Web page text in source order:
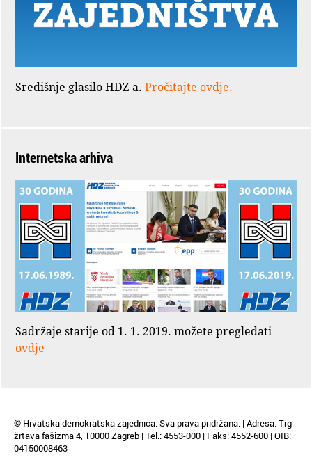
Središnje glasilo HDZ-a. Pročitajte ovdje.
Internetska arhiva
Sadržaje starije od 1. 1. 2019. možete pregledati
ovdje
© Hrvatska demokratska zajednica. Sva prava pridržana. | Adresa: Trg
žrtava fašizma 4, 10000 Zagreb | Tel.: 4553-000 | Faks: 4552-600 | OIB:
04150008463